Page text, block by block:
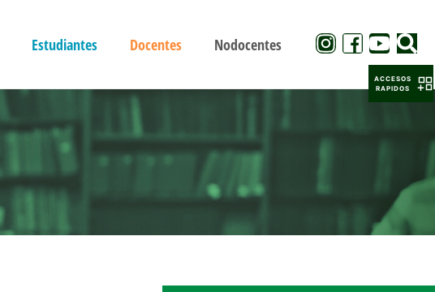
Estudiantes Docentes Nodocentes
ACCESOS
RAPIDOS